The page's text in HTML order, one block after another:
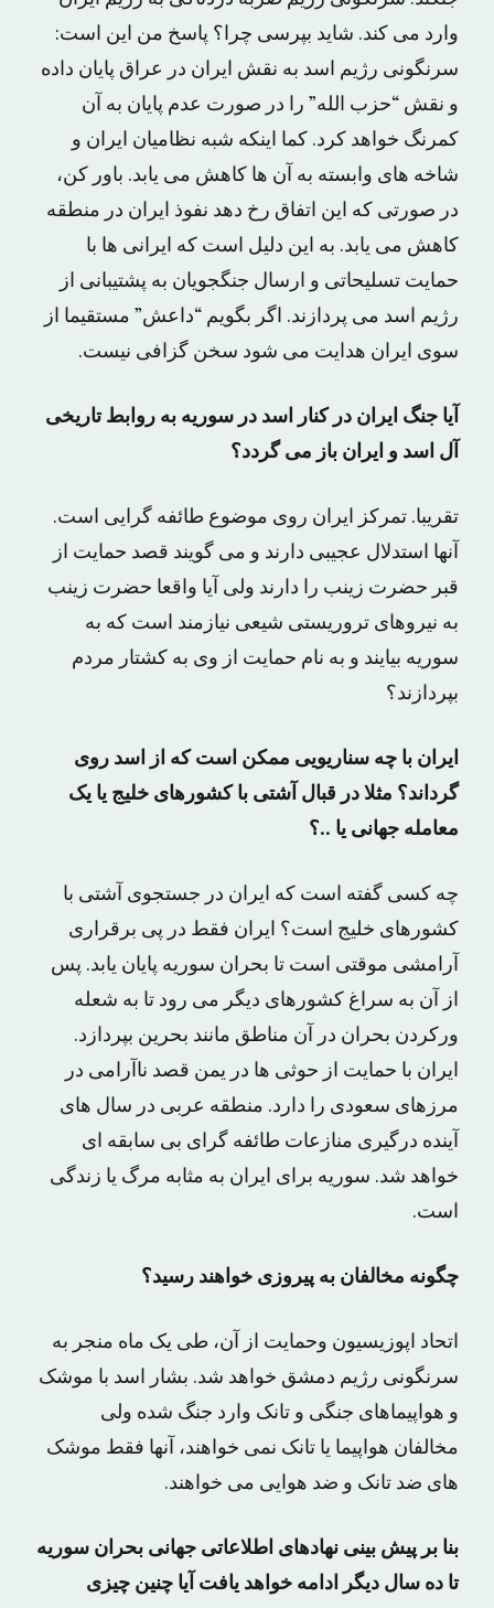
وارد می کند. شاید بپرسی چرا؟ پاسخ من این است:
سرنگونی رژیم اسد به نقش ایران در عراق پایان داده
و نقش “حزب الله” را در صورت عدم پایان به آن
کمرنگ خواهد کرد. کما اینکه شبه نظامیان ایران و
شاخه های وابسته به آن ها کاهش می یابد. باور کن،
در صورتی که این اتفاق رخ دهد نفوذ ایران در منطقه
کاهش می یابد. به این دلیل است که ایرانی ها با
حمایت تسلیحاتی و ارسال جنگجویان به پشتیبانی از
رژیم اسد می پردازند. اگر بگویم “داعش” مستقیما از
سوی ایران هدایت می شود سخن گزافی نیست.
آیا جنگ ایران در کنار اسد در سوریه به روابط تاریخی
آل اسد و ایران باز می گردد؟
تقریبا. تمرکز ایران روی موضوع طائفه گرایی است.
آنها استدلال عجیبی دارند و می گویند قصد حمایت از
قبر حضرت زینب را دارند ولی آیا واقعا حضرت زینب
به نیروهای تروریستی شیعی نیازمند است که به
سوریه بیایند و به نام حمایت از وی به کشتار مردم
بپردازند؟
ایران با چه سناریویی ممکن است که از اسد روی
گرداند؟ مثلا در قبال آشتی با کشورهای خلیج یا یک
معامله جهانی یا ..؟
چه کسی گفته است که ایران در جستجوی آشتی با
کشورهای خلیج است؟ ایران فقط در پی برقراری
آرامشی موقتی است تا بحران سوریه پایان یابد. پس
از آن به سراغ کشورهای دیگر می رود تا به شعله
ورکردن بحران در آن مناطق مانند بحرین بپردازد.
ایران با حمایت از حوثی ها در یمن قصد ناآرامی در
مرزهای سعودی را دارد. منطقه عربی در سال های
آینده درگیری منازعات طائفه گرای بی سابقه ای
خواهد شد. سوریه برای ایران به مثابه مرگ یا زندگی
است.
چگونه مخالفان به پیروزی خواهند رسید؟
اتحاد اپوزیسیون وحمایت از آن، طی یک ماه منجر به
سرنگونی رژیم دمشق خواهد شد. بشار اسد با موشک
و هواپیماهای جنگی و تانک وارد جنگ شده ولی
مخالفان هواپیما یا تانک نمی خواهند، آنها فقط موشک
های ضد تانک و ضد هوایی می خواهند.
بنا بر پیش بینی نهادهای اطلاعاتی جهانی بحران سوریه
تا ده سال دیگر ادامه خواهد یافت آیا چنین چیزی